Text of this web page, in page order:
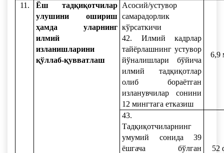
11.
Ёш тадқиқотчилар
улушини ошириш
ҳамда уларнинг
илмий
изланишларини
қўллаб-қувватлаш
Асосий/устувор
самарадорлик
кўрсаткичи
42. Илмий кадрлар
тайёрлашнинг устувор
йўналишлари бўйича
илмий тадқиқотлар
олиб бораётган
изланувчилар сонини
12 мингтага етказиш
6,9
43.
Тадқиқотчиларнинг
умумий сонида 39
ёшгача бўлган
52